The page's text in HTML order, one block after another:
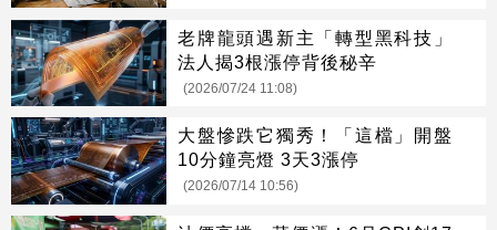
老牌龍頭遇新主「轉型黑科技」
法人揭3根漲停背後秘辛
(2026/07/24 11:08)
大盤慘跌它獨秀！「這檔」開盤
10分鐘亮燈 3天3漲停
(2026/07/14 10:56)